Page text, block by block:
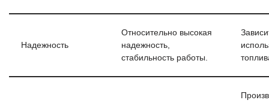
Надежность
Относительно высокая
надежность,
стабильность работы.